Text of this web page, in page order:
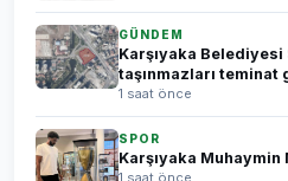
GÜNDEM
Karşıyaka Belediyesi
taşınmazları teminat
1 saat önce
SPOR
Karşıyaka Muhaymin
1 saat önce